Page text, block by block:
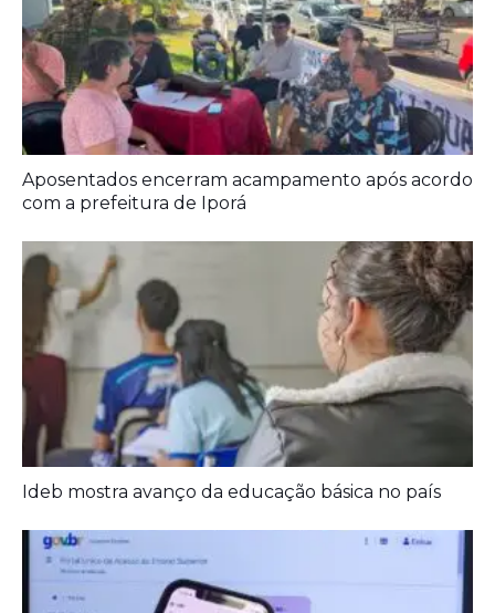
Aposentados encerram acampamento após acordo
com a prefeitura de Iporá
Ideb mostra avanço da educação básica no país